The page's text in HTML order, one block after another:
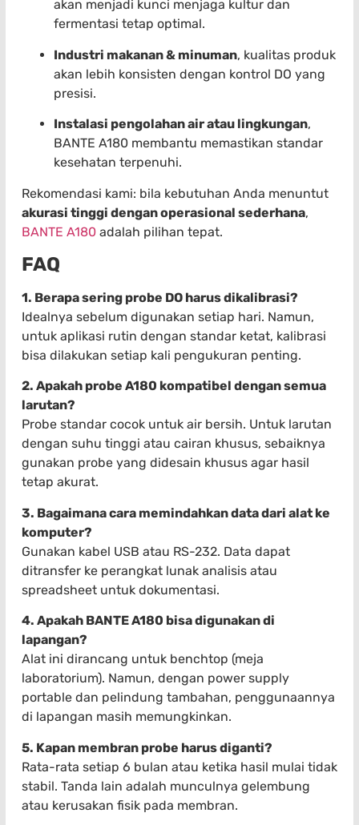
akan menjadi kunci menjaga kultur dan
fermentasi tetap optimal.
Industri makanan & minuman, kualitas produk
akan lebih konsisten dengan kontrol DO yang
presisi.
Instalasi pengolahan air atau lingkungan,
BANTE A180 membantu memastikan standar
kesehatan terpenuhi.
Rekomendasi kami: bila kebutuhan Anda menuntut
akurasi tinggi dengan operasional sederhana,
BANTE A180 adalah pilihan tepat.
FAQ
1. Berapa sering probe DO harus dikalibrasi?
Idealnya sebelum digunakan setiap hari. Namun,
untuk aplikasi rutin dengan standar ketat, kalibrasi
bisa dilakukan setiap kali pengukuran penting.
2. Apakah probe A180 kompatibel dengan semua
larutan?
Probe standar cocok untuk air bersih. Untuk larutan
dengan suhu tinggi atau cairan khusus, sebaiknya
gunakan probe yang didesain khusus agar hasil
tetap akurat.
3. Bagaimana cara memindahkan data dari alat ke
komputer?
Gunakan kabel USB atau RS-232. Data dapat
ditransfer ke perangkat lunak analisis atau
spreadsheet untuk dokumentasi.
4. Apakah BANTE A180 bisa digunakan di
lapangan?
Alat ini dirancang untuk benchtop (meja
laboratorium). Namun, dengan power supply
portable dan pelindung tambahan, penggunaannya
di lapangan masih memungkinkan.
5. Kapan membran probe harus diganti?
Rata-rata setiap 6 bulan atau ketika hasil mulai tidak
stabil. Tanda lain adalah munculnya gelembung
atau kerusakan fisik pada membran.